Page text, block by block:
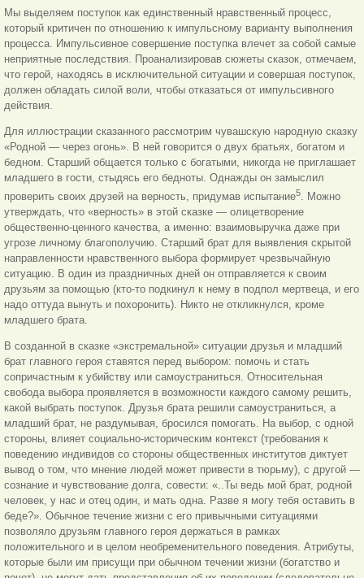
Мы выделяем поступок как единственный нравственный процесс,
который критичен по отношению к импульсному варианту выполнения
процесса. Импульсивное совершение поступка влечет за собой самые
неприятные последствия. Проанализировав сюжеты сказок, отмечаем,
что герой, находясь в исключительной ситуации и совершая поступок,
должен обладать силой воли, чтобы отказаться от импульсивного
действия.
Для иллюстрации сказанного рассмотрим чувашскую народную сказку
«Родной — через огонь». В ней говорится о двух братьях, богатом и
бедном. Старший общается только с богатыми, никогда не приглашает
младшего в гости, стыдясь его бедноты. Однажды он замыслил
проверить своих друзей на верность, придумав испытание5. Можно
утверждать, что «верность» в этой сказке — олицетворение
общественно-ценного качества, а именно: взаимовыручка даже при
угрозе личному благополучию. Старший брат для выявления скрытой
направленности нравственного выбора формирует чрезвычайную
ситуацию. В один из праздничных дней он отправляется к своим
друзьям за помощью (кто-то подкинул к нему в подпол мертвеца, и его
надо оттуда вынуть и похоронить). Никто не откликнулся, кроме
младшего брата.
В созданной в сказке «экстремальной» ситуации друзья и младший
брат главного героя ставятся перед выбором: помочь и стать
сопричастным к убийству или самоустраниться. Относительная
свобода выбора проявляется в возможности каждого самому решить,
какой выбрать поступок. Друзья брата решили самоустраниться, а
младший брат, не раздумывая, бросился помогать. На выбор, с одной
стороны, влияет социально-историческим контекст (требования к
поведению индивидов со стороны общественных институтов диктует
вывод о том, что мнение людей может привести в тюрьму), с другой —
сознание и чувствование долга, совести: «..Ты ведь мой брат, родной
человек, у нас и отец один, и мать одна. Разве я могу тебя оставить в
беде?». Обычное течение жизни с его привычными ситуациями
позволяло друзьям главного героя держаться в рамках
положительного и в целом необременительного поведения. Атрибуты,
которые были им присущи при обычном течении жизни (богатство и